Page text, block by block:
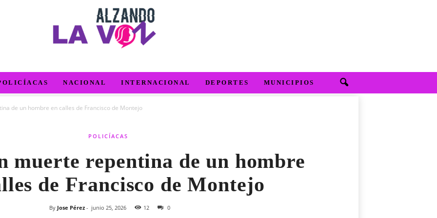
NACIONAL INTERNACIONAL DEPORTES MUNICIPIOS
de un hombre en calles de Francisco de Montejo
POLICÍACAS
muerte repentina de un hombre
de Francisco de Montejo
By Jose Pérez- junio 25, 2026 12 0